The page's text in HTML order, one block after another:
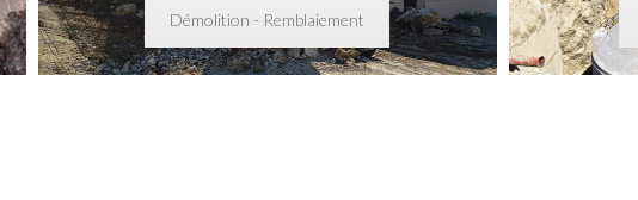
Démolition - Remblaiement